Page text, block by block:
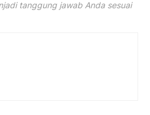
tanggung jawab Anda sesuai